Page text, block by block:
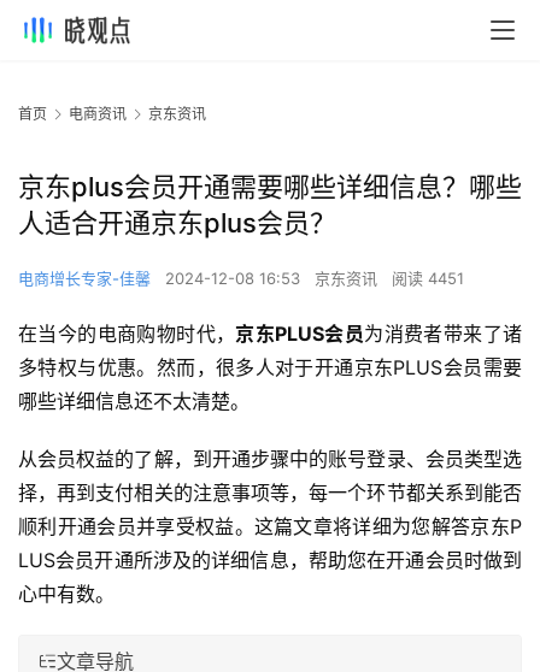
首页 电商资讯 京东资讯
京东plus会员开通需要哪些详细信息？哪些
人适合开通京东plus会员？
电商增长专家-佳馨 2024-12-08 16:53 京东资讯 阅读 4451
在当今的电商购物时代， 京东PLUS会员为消费者带来了诸
多特权与优惠。然而，很多人对于开通京东PLUS会员需要
哪些详细信息还不太清楚。
从会员权益的了解，到开通步骤中的账号登录、会员类型选
择，再到支付相关的注意事项等，每一个环节都关系到能否
顺利开通会员并享受权益。这篇文章将详细为您解答京东P
LUS会员开通所涉及的详细信息，帮助您在开通会员时做到
心中有数。
文章导航